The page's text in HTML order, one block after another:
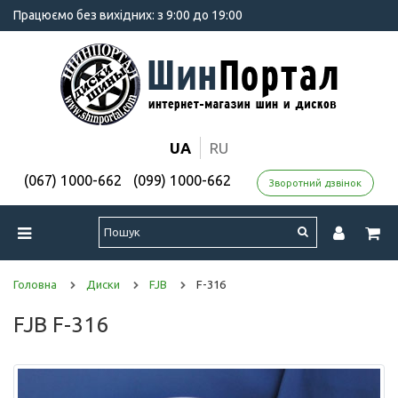
Працюємо без вихідних: з 9:00 до 19:00
UA RU
(067) 1000-662 (099) 1000-662 Зворотний дзвінок
Головна Диски FJB F-316
FJB F-316